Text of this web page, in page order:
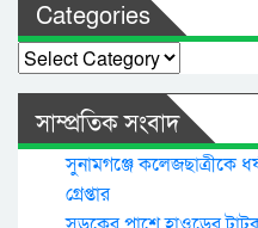
Categories
Categories
সাম্প্রতিক সংবাদ
সুনামগঞ্জে কলেজছাত্রীকে
গ্রেপ্তার